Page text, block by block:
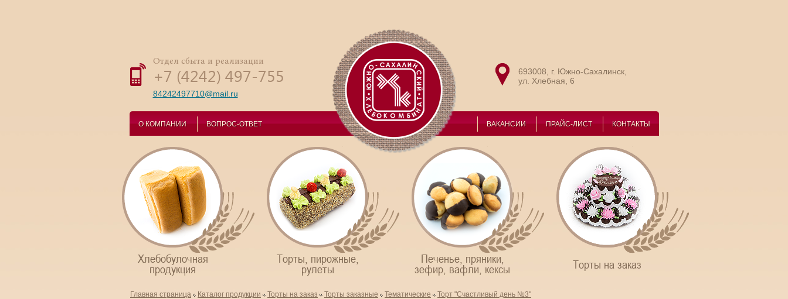
Отдел сбыта и реализации
+7 (4242) 497-755
84242497710@mail.ru
693008, г. Южно-Сахалинск,
ул. Хлебная, 6
О КОМПАНИИ ВОПРОС-ОТВЕТ ВАКАНСИИ ПРАЙС-ЛИСТ КОНТАКТЫ
Хлебобулочная
продукция
Торты, пирожные,
рулеты
Печенье, пряники,
зефир, вафли, кексы Торты на заказ
Главная страница Каталог продукции Торты на заказ Торты заказные Тематические Торт "Счастливый день №3"